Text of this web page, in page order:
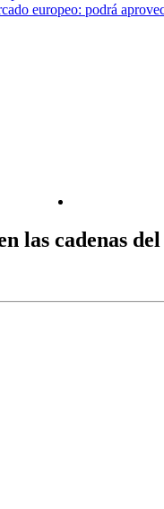
europeo: podrá
las cadenas